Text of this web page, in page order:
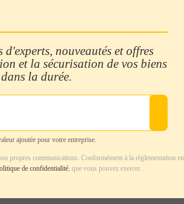
nouveautés et offres
et la sécurisation de vos biens
la durée.
ajoutée pour votre entreprise.
propres communications. Conformément à la règlementation en
de confidentialité, que vous pouvez exercer.